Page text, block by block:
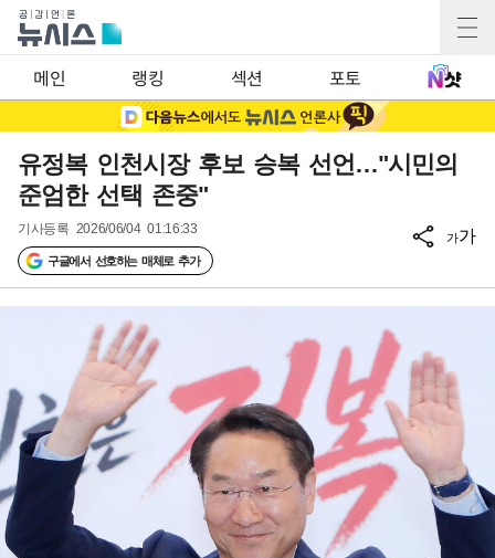
메인 랭킹 섹션 포토
유정복 인천시장 후보 승복 선언…"시민의
준엄한 선택 존중"
기사등록 2026/06/04 01:16:33
구글에서 선호하는 매체로 추가
가가